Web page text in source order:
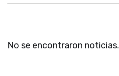
No se encontraron noticias.